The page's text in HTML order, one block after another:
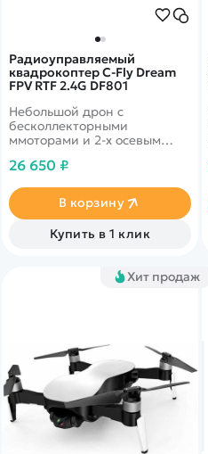
Радиоуправляемый
квадрокоптер C-Fly Dream
FPV RTF 2.4G DF801
Небольшой дрон с
бесколлекторными
ммоторами и 2-х осевым
подвесом камеры. Вес 248
трасляцией в режиме
реального времени.
Функции следуй за мной и
облет по точкам. Дальность
26 650 ₽
В корзину
Купить в 1 клик
Хит продаж